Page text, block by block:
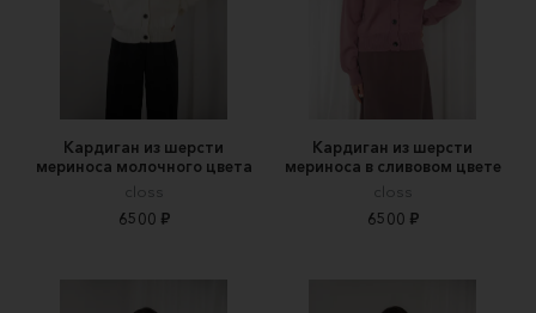
Кардиган из шерсти
мериноса молочного цвета
closs
6500 ₽
Кардиган из шерсти
мериноса в сливовом цвете
closs
6500 ₽